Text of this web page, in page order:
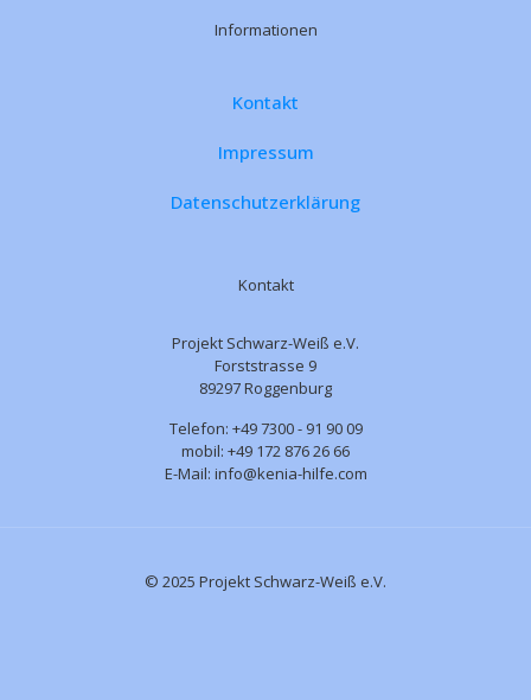
Informationen
Kontakt
Impressum
Datenschutzerklärung
Kontakt
Projekt Schwarz-Weiß e.V.
Forststrasse 9
89297 Roggenburg
Telefon: +49 7300 - 91 90 09
mobil: +49 172 876 26 66
E-Mail: info@kenia-hilfe.com
© 2025 Projekt Schwarz-Weiß e.V.